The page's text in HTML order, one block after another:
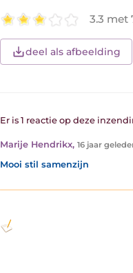
3.3 met
deel als afbeelding
Er is 1 reactie op deze
Marije Hendrikx, 16 jaar
Mooi stil samenzijn